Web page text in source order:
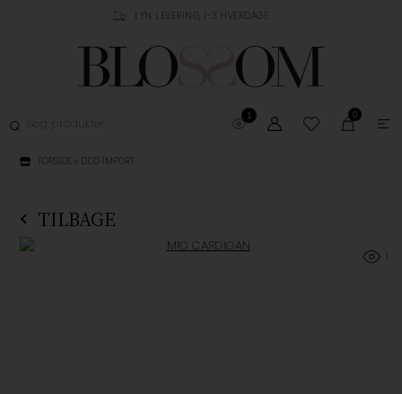
LYN LEVERING, 1-3 HVERDAGE
1 0
FORSIDE » DDD IMPORT
TILBAGE
1